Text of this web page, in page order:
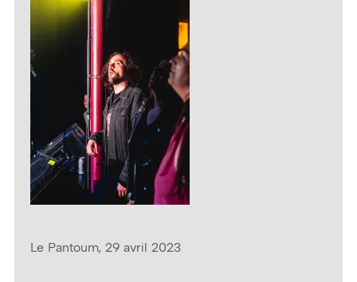
Le Pantoum, 29 avril 2023